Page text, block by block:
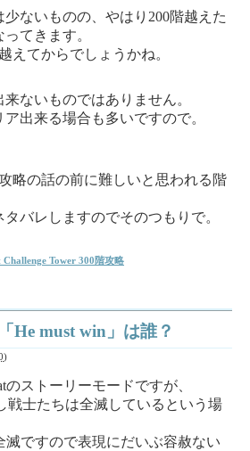
ないものの、やはり200階越えた
てきます。
えてからでしょうかね。
ないものではありません。
出来る場合も多いですので。
略の話の前に難しいと思われる階
バレしますのでそのつもりで。
Tower 300階攻略
He must win」は誰？
)
のストーリーモードですが、
戦士たちは全滅しているという場
滅ですので表現にだいぶ容赦ない